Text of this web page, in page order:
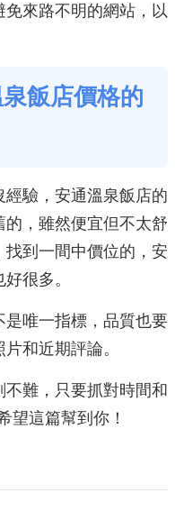
來路不明的網站，以
飯店價格的
驗，安通溫泉飯店的
，雖然便宜但不太舒
到一間中價位的，安
很多。
唯一指標，品質也要
和近期評論。
難，只要抓對時間和
望這篇幫到你！